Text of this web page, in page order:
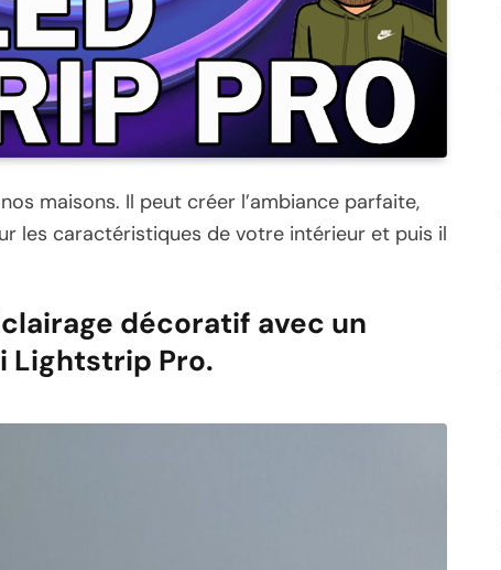
maisons. Il peut créer l’ambiance parfaite,
les caractéristiques de votre intérieur et puis il
décoratif avec un
Lightstrip Pro.